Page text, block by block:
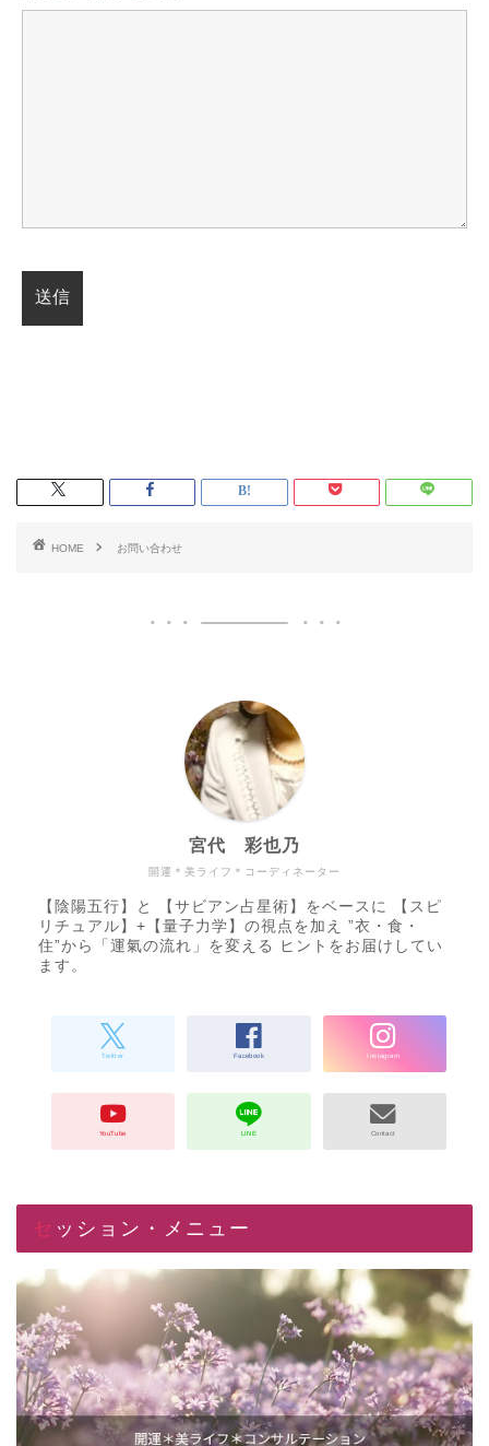
HOME お問い合わせ
開運＊美ライフ＊コーディネーター
宮代 彩也乃
【陰陽五行】と 【サビアン占星術】をベースに 【スピ
リチュアル】+【量子力学】の視点を加え ”衣・食・
住”から「運氣の流れ」を変える ヒントをお届けしてい
ます。
セッション・メニュー